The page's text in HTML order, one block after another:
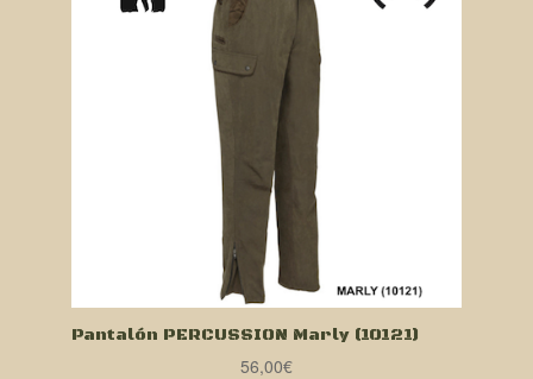
Pantalón PERCUSSION Marly (10121)
56,00€